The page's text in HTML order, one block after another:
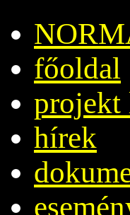
főoldal
projekt
hírek